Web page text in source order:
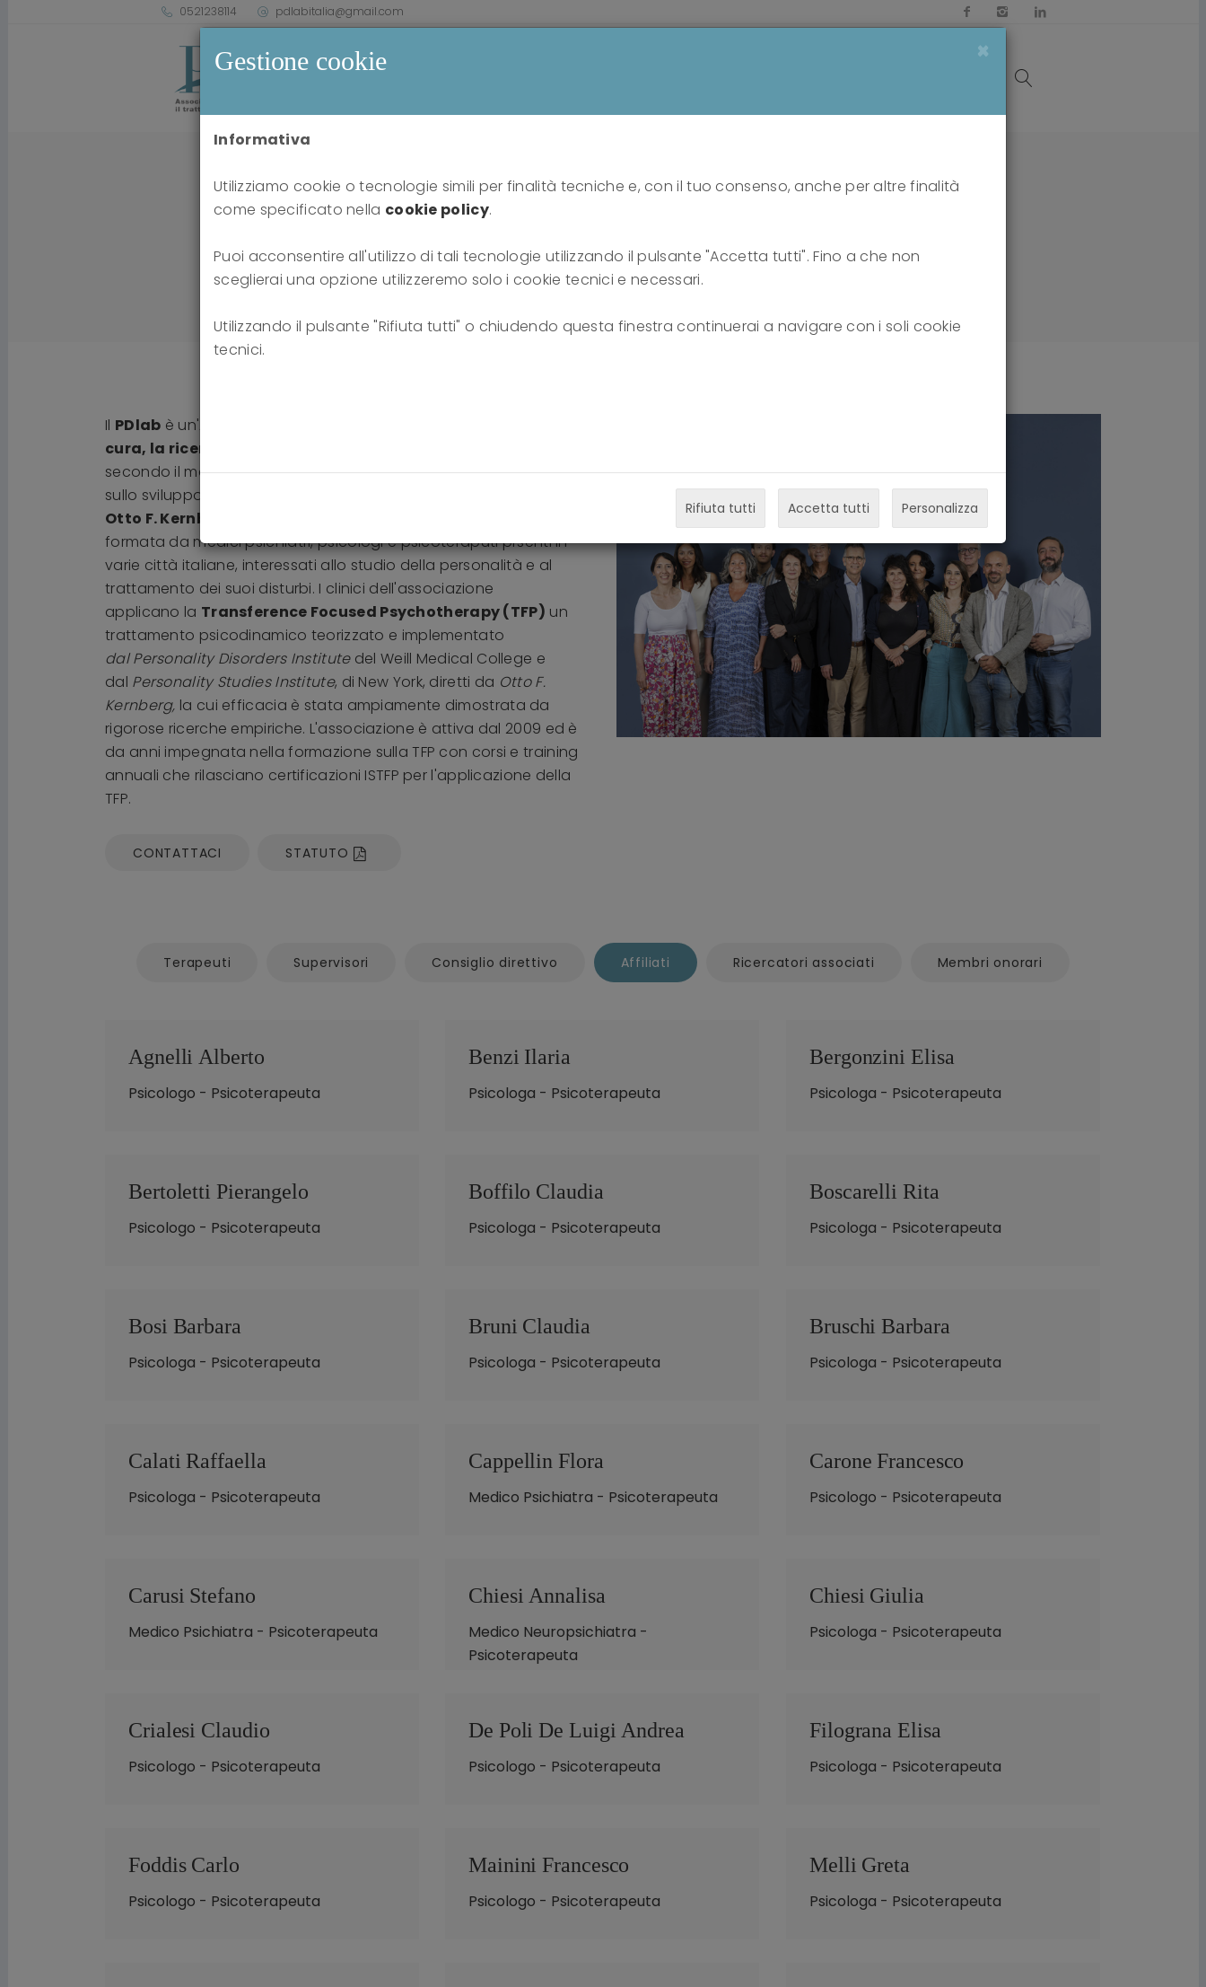
0521238114 pdlabitalia@gmail.com
Home About us
Il PDlab è un'Associazione scientifica che ha come obiettivi la
cura, la ricerca, la formazione
secondo il modello di funzionamento della personalità centrato
sullo sviluppo patologico delle relazioni oggettuali elaborato da
Otto F. Kernberg
formata da medici psichiatri, psicologi e psicoteraputi prsenti in
varie città italiane, interessati allo studio della personalità e al
trattamento dei suoi disturbi. I clinici dell'associazione
applicano la Transference Focused Psychotherapy(TFP) un
trattamento psicodinamico teorizzato e implementato
dalPersonality Disorders Institute del Weill Medical College e
dal Personality Studies Institute, di New York, diretti da Otto F.
Kernberg, la cui efficacia è stata ampiamente dimostrata da
rigorose ricerche empiriche. L'associazione è attiva dal 2009 ed è
da anni impegnata nella formazione sulla TFP con corsi e training
annuali che rilasciano certificazioni ISTFP per l'applicazione della
TFP.
CONTATTACI STATUTO
Terapeuti Supervisori Consiglio direttivo Affiliati Ricercatori associati Membri onorari
Agnelli Alberto
Psicologo - Psicoterapeuta
Benzi Ilaria
Psicologa - Psicoterapeuta
Bergonzini Elisa
Psicologa - Psicoterapeuta
Bertoletti Pierangelo
Psicologo - Psicoterapeuta
Boffilo Claudia
Psicologa - Psicoterapeuta
Boscarelli Rita
Psicologa - Psicoterapeuta
Bosi Barbara
Psicologa - Psicoterapeuta
Bruni Claudia
Psicologa - Psicoterapeuta
Bruschi Barbara
Psicologa - Psicoterapeuta
Calati Raffaella
Psicologa - Psicoterapeuta
Cappellin Flora
Medico Psichiatra - Psicoterapeuta
Carone Francesco
Psicologo - Psicoterapeuta
Carusi Stefano
Medico Psichiatra - Psicoterapeuta
Chiesi Annalisa
Medico Neuropsichiatra -
Psicoterapeuta
Chiesi Giulia
Psicologa - Psicoterapeuta
Crialesi Claudio
Psicologo - Psicoterapeuta
De Poli De Luigi Andrea
Psicologo - Psicoterapeuta
Filograna Elisa
Psicologa - Psicoterapeuta
Foddis Carlo
Psicologo - Psicoterapeuta
Mainini Francesco
Psicologo - Psicoterapeuta
Melli Greta
Psicologa - Psicoterapeuta
Gestione cookie ×
Informativa
Utilizziamo cookie o tecnologie simili per finalità tecniche e, con il tuo consenso, anche per altre finalità
come specificato nella cookie policy.
Puoi acconsentire all'utilizzo di tali tecnologie utilizzando il pulsante "Accetta tutti". Fino a che non
sceglierai una opzione utilizzeremo solo i cookie tecnici e necessari.
Utilizzando il pulsante "Rifiuta tutti" o chiudendo questa finestra continuerai a navigare con i soli cookie
tecnici.
Rifiuta tutti Accetta tutti Personalizza